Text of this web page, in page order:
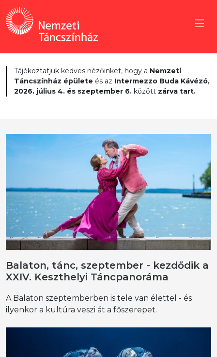
Tájékoztatjuk kedves nézőinket, hogy a Nemzeti
Táncszínház épülete és az Intermezzo Buda Kávézó,
2026. július 4. és szeptember 6. között zárva tart.
Balaton, tánc, szeptember - kezdődik a
XXIV. Keszthelyi Táncpanoráma
A Balaton szeptemberben is tele van élettel - és
ilyenkor a kultúra veszi át a főszerepet.